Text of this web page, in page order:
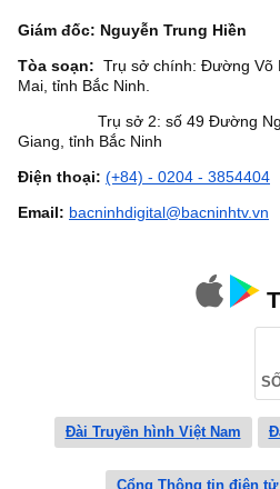
Giám đốc: Nguyễn Trung Hiền
Tòa soạn: Trụ sở chính: Đường Võ
Mai, tỉnh Bắc Ninh.
Trụ sở 2: số 49 Đường
Giang, tỉnh Bắc Ninh
Điện thoại: (+84) - 0204 - 3854404
Email: bacninhdigital@bacninhtv.vn
Đài Truyền hình Việt Nam
Cổng Thông tin điện